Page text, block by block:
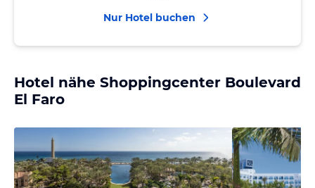
Nur Hotel buchen
Hotel nähe Shoppingcenter Boulevard
El Faro